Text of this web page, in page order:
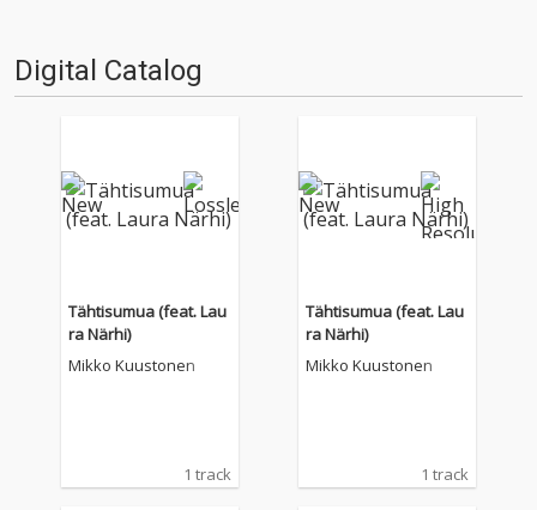
Digital Catalog
Tähtisumua (feat. Lau
ra Närhi)
Mikko Kuustonen
1 track
Tähtisumua (feat. Lau
ra Närhi)
Mikko Kuustonen
1 track